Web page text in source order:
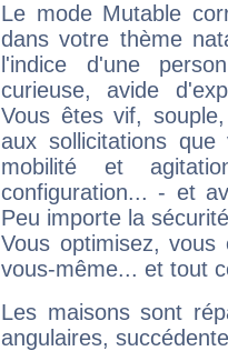
Le mode Mutable
dans votre thème
l'indice d'une
curieuse, avide
Vous êtes vif,
aux sollicitations
mobilité et
configuration... - et
Peu importe la
Vous optimisez, vous
vous-même... et tout
Les maisons sont
angulaires,